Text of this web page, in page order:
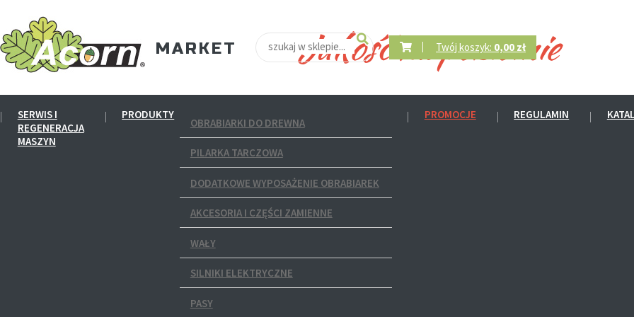
Twój koszyk: 0,00 zł
SERWIS I
REGENERACJA
MASZYN
PRODUKTY
OBRABIARKI DO DREWNA
PILARKA TARCZOWA
DODATKOWE WYPOSAŻENIE OBRABIAREK
AKCESORIA I CZĘŚCI ZAMIENNE
WAŁY
SILNIKI ELEKTRYCZNE
PASY
PROMOCJE REGULAMIN